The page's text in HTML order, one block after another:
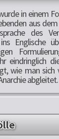
in einem
aus
des
Englische
eindringlich
wie man sich
abgleitet.